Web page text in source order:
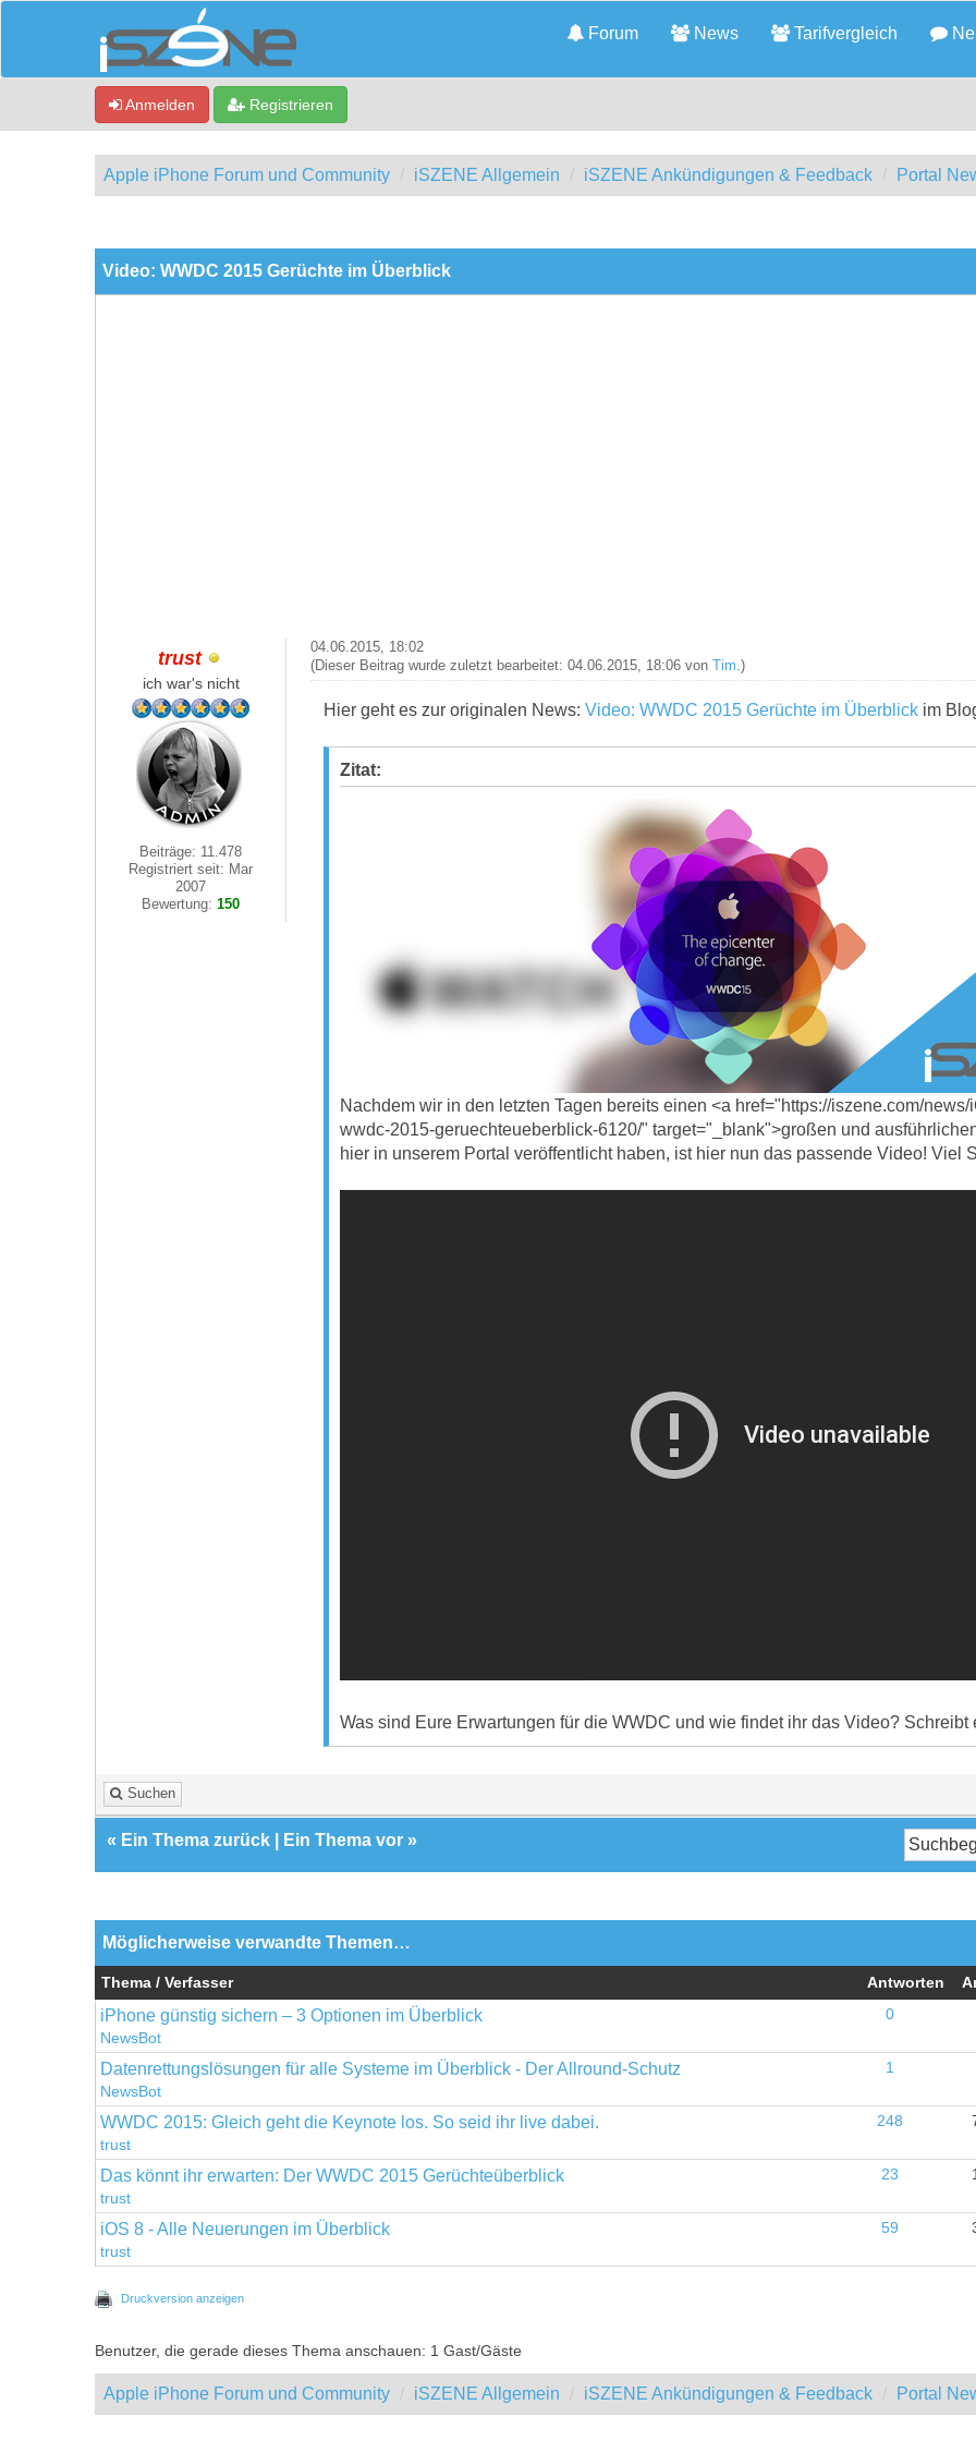
Forum News Tarifvergleich
Anmelden Registrieren
Apple iPhone Forum und Community iSZENE Allgemein iSZENE Ankündigungen & Feedback Portal
Video: WWDC 2015 Gerüchte im Überblick
trust
ich war's nicht
Beiträge: 11.478
Registriert seit: Mar
2007
Bewertung:150
04.06.2015, 18:02
(Dieser Beitrag wurde zuletzt bearbeitet: 04.06.2015, 18:06 von Tim .)
Hier geht es zur originalen News: Video: WWDC 2015 Gerüchte im Überblickim
Zitat:
Nachdem wir in den letzten Tagen bereits einen <a href="https://iszene.com/
wwdc-2015-geruechteueberblick-6120/" target="_blank">großen und
hier in unserem Portal veröffentlicht haben, ist hier nun das passende Video! Viel
Was sind Eure Erwartungen für die WWDC und wie findet ihr das Video? Schreibt
Suchen
« Ein Thema zurück Ein Thema vor »
Möglicherweise verwandte Themen…
Thema / Verfasser Antworten
iPhone günstig sichern – 3 Optionen im Überblick
NewsBot
0
Datenrettungslösungen für alle Systeme im Überblick - Der Allround-Schutz
NewsBot
1
WWDC 2015: Gleich geht die Keynote los. So seid ihr live dabei.
trust
248
Das könnt ihr erwarten: Der WWDC 2015 Gerüchteüberblick
trust
23
iOS 8 - Alle Neuerungen im Überblick
trust
59
Druckversion anzeigen
Benutzer, die gerade dieses Thema anschauen: 1 Gast/Gäste
Apple iPhone Forum und Community iSZENE Allgemein iSZENE Ankündigungen & Feedback Portal